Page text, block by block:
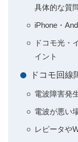
具体的な質
iPhone・
ドコモ光・
イント
ドコモ回
電波障害発
電波が悪い
レピータや